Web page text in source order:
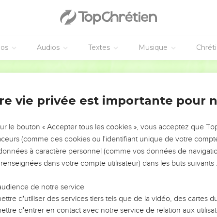
Audios Textes Musique
ἐξέρχεται εὐλογία καὶ κατάρα. οὐ χρή, ἀδελφοί
ὀπῆς βρύει τὸ γλυκὺ καὶ τὸ πικρόν;
μου, συκῆ ἐλαίας ποιῆσαι ἢ ἄμπελος σῦκα; οὔτε
d'en haut
ἐν ὑμῖν; δειξάτω ἐκ τῆς καλῆς ἀναστροφῆς τὰ ἔργα
ἔχετε καὶ ἐριθείαν ἐν τῇ καρδίᾳ ὑμῶν, μὴ
ἄνωθεν κατερχομένη, ἀλλὰ ἐπίγειος, ψυχική,
μὲν ἁγνή ἐστιν, ἔπειτα εἰρηνική, ἐπιεικής,
ἀνυπόκριτος·
vie privée est importante pour
le bouton « Accepter tous les cookies », vous acceptez que
(comme des cookies ou l'identifiant unique de votre
à caractère personnel (comme vos données de
dans votre compte utilisateur) dans les buts suivants :
de notre service
d'utiliser des services tiers tels que de la vidéo, des cartes
d'entrer en contact avec notre service de relation aux